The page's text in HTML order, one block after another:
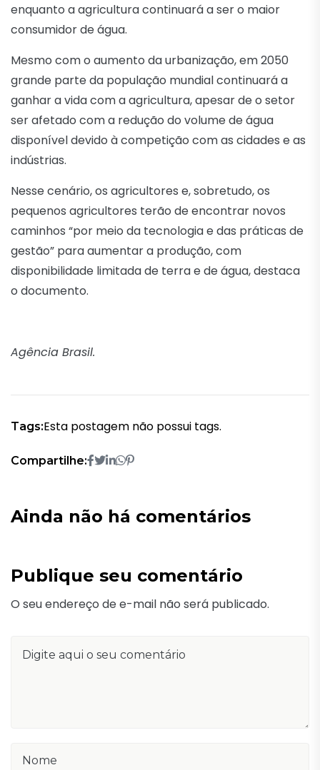
enquanto a agricultura continuará a ser o maior
consumidor de água.
Mesmo com o aumento da urbanização, em 2050
grande parte da população mundial continuará a
ganhar a vida com a agricultura, apesar de o setor
ser afetado com a redução do volume de água
disponível devido à competição com as cidades e as
indústrias.
Nesse cenário, os agricultores e, sobretudo, os
pequenos agricultores terão de encontrar novos
caminhos “por meio da tecnologia e das práticas de
gestão” para aumentar a produção, com
disponibilidade limitada de terra e de água, destaca
o documento.
Agência Brasil.
Tags:Esta postagem não possui tags.
Compartilhe:
Ainda não há comentários
Publique seu comentário
O seu endereço de e-mail não será publicado.